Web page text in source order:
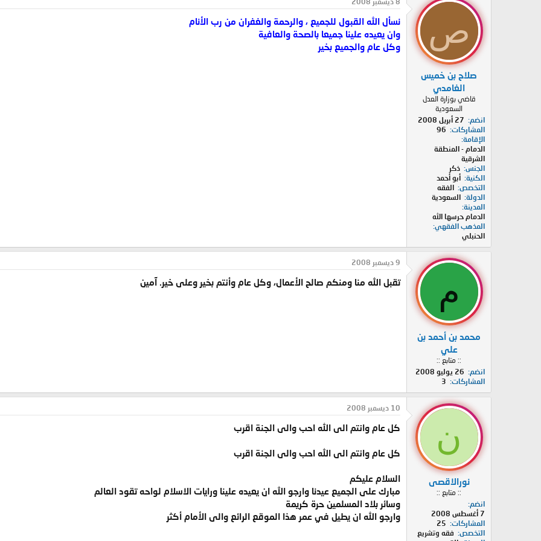
ص
صلاح بن خميس
الغامدي
قاضي بوزارة العدل
السعودية
انضم
27 أبريل 2008
المشاركات
96
الإقامة
الدمام - المنطقة
الشرقية
الجنس ذكر
الكنية أبو أحمد
التخصص الفقه
الدولة السعودية
المدينة
الدمام حرسها الله
المذهب الفقهي
الحنبلي
نسأل الله القبول للجميع ، والرحمة والغفران من رب الأنام
وان يعيده علينا جميعا بالصحة والعافية
وكل عام والجميع بخير
م
محمد بن أحمد بن
علي
:: متابع ::
انضم
26 يوليو 2008
المشاركات
3
9 ديسمبر 2008
تقبل الله منا ومنكم صالح الأعمال، وكل عام وأنتم بخير وعلى خير. آمين
ن
نورالاقصى
:: متابع ::
انضم
7 أغسطس 2008
المشاركات
25
التخصص
فقه وتشريع
10 ديسمبر 2008
كل عام وانتم الى الله احب والى الجنة اقرب
كل عام وانتم الى الله احب والى الجنة اقرب
السلام عليكم
مبارك على الجميع عيدنا وارجو الله ان يعيده علينا ورايات الاسلام لواحه تقود العالم
وسائر بلاد المسلمين حرة كريمة
وارجو الله ان يطيل في عمر هذا الموقع الرائع والى الأمام أكثر